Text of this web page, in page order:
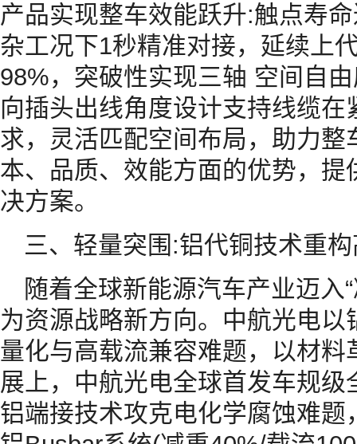
产品实现整车效能跃升:触点寿
杂工况下1秒精准对接，延续上
98%，突破性实现三轴 空间自
向插头出线角度设计支持线缆
求，灵活匹配空间布局，助力
本、品质、效能方面的优势，
决方案。
三、轻量突围:铝代铜技术重
随着全球新能源汽车产业迈入
为资源战略新方向。中航光电
量化与高载流兼容难题，以材
展上，中航光电全球首发车规
铝端接技术攻克电化学腐蚀难